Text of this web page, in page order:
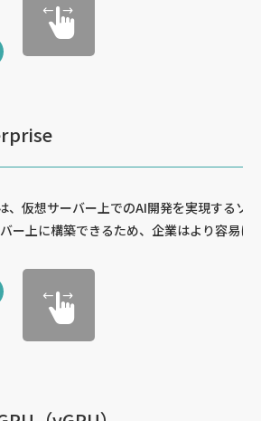
、仮想サーバー上でのAI開発を実現するソ
ー上に構築できるため、企業はより容易に